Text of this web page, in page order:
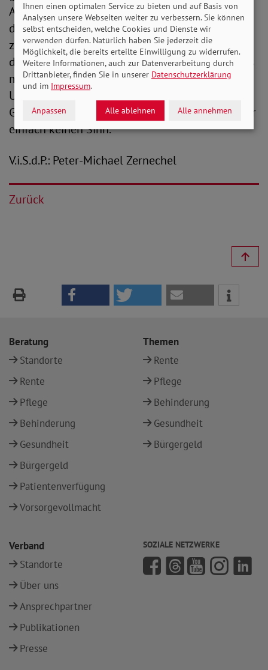
Ausgleichsabgabe für Unternehmen, die gegen
die Beschäftigungspflicht verstoßen, wird eine
zusätzliche Motivation sein. Unverständlich und
das völlig falsche Zeichen ist aber, zeitgleich das
mögliche Bußgeld zu streichen, wenn
Unternehmen gegen das Gesetz verstoßen.
Gesetzesbruch ohne Sanktionen ergibt auch hier
einfach keinen Sinn.“
V.i.S.d.P.: Peter-Michael Zernechel
Zurück
Beratung
Standorte
Rente
Pflege
Behinderung
Gesundheit
Bürgergeld
Patientenverfügung
Vorsorgevollmacht
Themen
Rente
Pflege
Behinderung
Gesundheit
Bürgergeld
Verband
Standorte
Über uns
Ansprechpartner
Publikationen
Presse
SOZIALE NETZWERKE
Ihnen einen optimalen Service zu bieten und auf Basis von
Analysen unsere Webseiten weiter zu verbessern. Sie können
selbst entscheiden, welche Cookies und Dienste wir
verwenden dürfen. Natürlich haben Sie jederzeit die
Möglichkeit, die bereits erteilte Einwilligung zu widerrufen.
Weitere Informationen, auch zur Datenverarbeitung durch
Drittanbieter, finden Sie in unserer Datenschutzerklärung
und im Impressum.
Anpassen Alle ablehnen Alle annehmen